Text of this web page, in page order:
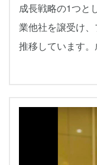
成長戦略の1つと
業他社を譲受け
推移しています。